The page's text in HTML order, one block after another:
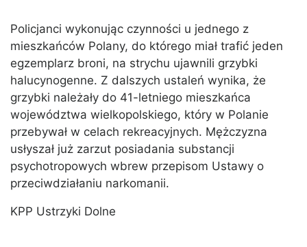
Policjanci wykonując czynności u jednego z
mieszkańców Polany, do którego miał trafić jeden
egzemplarz broni, na strychu ujawnili grzybki
halucynogenne. Z dalszych ustaleń wynika, że
grzybki należały do 41-letniego mieszkańca
województwa wielkopolskiego, który w Polanie
przebywał w celach rekreacyjnych. Mężczyzna
usłyszał już zarzut posiadania substancji
psychotropowych wbrew przepisom Ustawy o
przeciwdziałaniu narkomanii.
KPP Ustrzyki Dolne